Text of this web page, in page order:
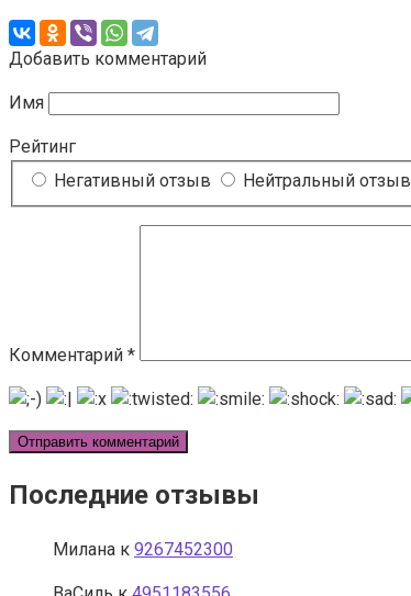
Добавить комментарий
Имя
Рейтинг
Негативный отзыв
Нейтральный отзыв
Комментарий *
Последние отзывы
Милана к 9267452300